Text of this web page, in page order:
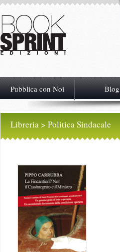
Pubblica con Noi Blog
Libreria > Politica Sindacale